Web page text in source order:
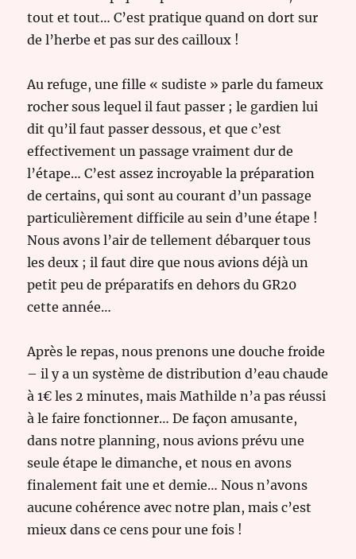
tout et tout… C’est pratique quand on dort sur
de l’herbe et pas sur des cailloux !
Au refuge, une fille « sudiste » parle du fameux
rocher sous lequel il faut passer ; le gardien lui
dit qu’il faut passer dessous, et que c’est
effectivement un passage vraiment dur de
l’étape… C’est assez incroyable la préparation
de certains, qui sont au courant d’un passage
particulièrement difficile au sein d’une étape !
Nous avons l’air de tellement débarquer tous
les deux ; il faut dire que nous avions déjà un
petit peu de préparatifs en dehors du GR20
cette année…
Après le repas, nous prenons une douche froide
– il y a un système de distribution d’eau chaude
à 1€ les 2 minutes, mais Mathilde n’a pas réussi
à le faire fonctionner… De façon amusante,
dans notre planning, nous avions prévu une
seule étape le dimanche, et nous en avons
finalement fait une et demie… Nous n’avons
aucune cohérence avec notre plan, mais c’est
mieux dans ce cens pour une fois !